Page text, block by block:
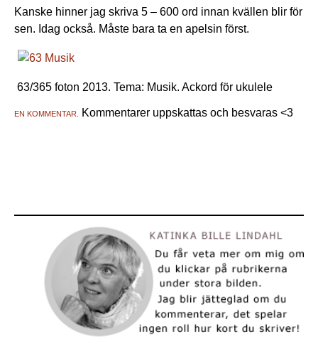
Kanske hinner jag skriva 5 – 600 ord innan kvällen blir för
sen. Idag också. Måste bara ta en apelsin först.
63/365 foton 2013. Tema: Musik. Ackord för ukulele
EN KOMMENTAR. Kommentarer uppskattas och besvaras <3